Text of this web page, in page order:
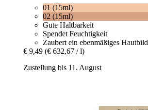
01 (15ml)
02 (15ml)
Gute Haltbarkeit
Spendet Feuchtigkeit
Zaubert ein ebenmäßiges Hautbild
€ 9,49 (€ 632,67 / l)
Zustellung bis 11. August